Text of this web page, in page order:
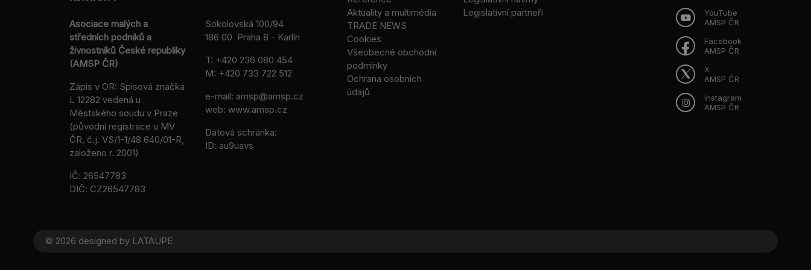
Asociace malých a
středních podniků a
živnostníků České republiky
(AMSP ČR)
Zápis v OR: Spisová značka
L 12282 vedená u
Městského soudu v Praze
(původní registrace u MV
ČR, č.j. VS/1-1/48 640/01-R,
založeno r. 2001)
IČ: 26547783
DIČ: CZ26547783
Sokolovská 100/94
186 00 Praha 8 - Karlín
T: +420 236 080 454
M: +420 733 722 512
e-mail: amsp@amsp.cz
web: www.amsp.cz
Datová schránka:
ID: au9uavs
Aktuality a multimédia
TRADE NEWS
Cookies
Všeobecné obchodní
podmínky
Ochrana osobních
údajů
Legislativní partneři
YouTube
AMSP ČR
Facebook
AMSP ČR
X
AMSP ČR
Instagram
AMSP ČR
© 2026 designed by LATAUPE